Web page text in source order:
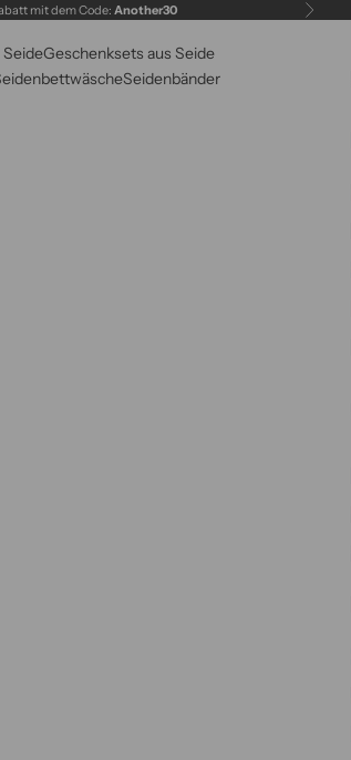
mit dem Code: Another30 Vor
Geschenksets aus Seide
Seidenbänder